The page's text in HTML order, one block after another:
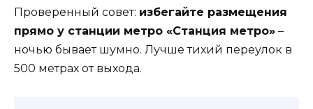
Проверенный совет: избегайте размещения
прямо у станции метро «Станция метро» –
ночью бывает шумно. Лучше тихий переулок в
500 метрах от выхода.